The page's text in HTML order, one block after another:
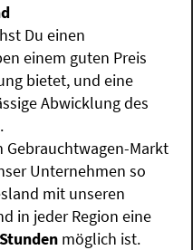
Du einen
einem guten Preis
bietet, und eine
Abwicklung des
Gebrauchtwagen-Markt
Unternehmen so
mit unseren
in jeder Region eine
möglich ist.